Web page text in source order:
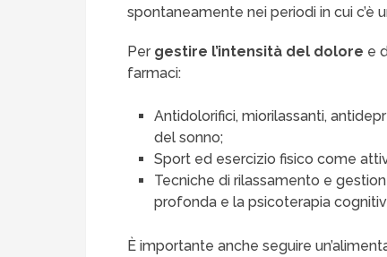
spontaneamente nei periodi in cui c’è
Per gestire l’intensità del dolore e
farmaci:
Antidolorifici, miorilassanti,
del sonno;
Sport ed esercizio fisico come
Tecniche di rilassamento e
profonda e la psicoterapia
È importante anche seguire